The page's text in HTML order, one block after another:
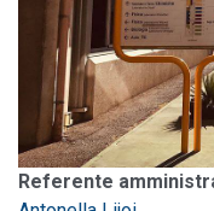
Referente